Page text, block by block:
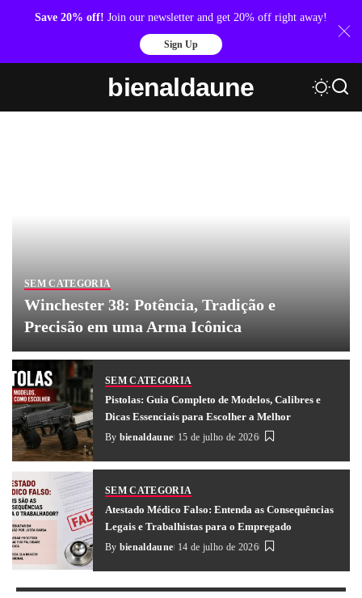
Save 20% off! Join our newsletter and get 20% off right away!
Sign Up
bienaldaune
SEM CATEGORIA
Winchester 38: Potência, Tradição e
Precisão em uma Arma Icônica
By bienaldaune 16 de julho de 2026
SEM CATEGORIA
Pistolas: Guia Completo de Modelos, Calibres e
Dicas Essenciais para Escolher a Melhor
By bienaldaune 15 de julho de 2026
SEM CATEGORIA
Atestado Médico Falso: Entenda as Consequências
Legais e Trabalhistas para o Empregado
By bienaldaune 14 de julho de 2026